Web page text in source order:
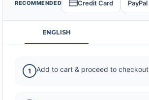
RECOMMENDED Credit Card PayPal
ENGLISH
1 Add to cart & proceed to checkout